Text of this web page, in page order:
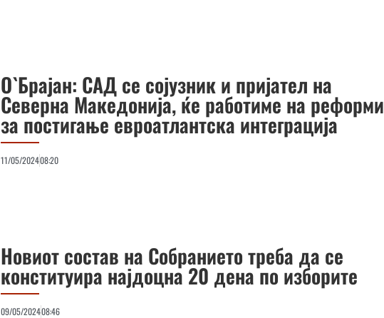
О`Брајан: САД се сојузник и пријател на
Северна Македонија, ќе работиме на реформи
за постигање евроатлантска интеграција
11/05/202408:20
Новиот состав на Собранието треба да се
конституира најдоцна 20 дена по изборите
09/05/202408:46